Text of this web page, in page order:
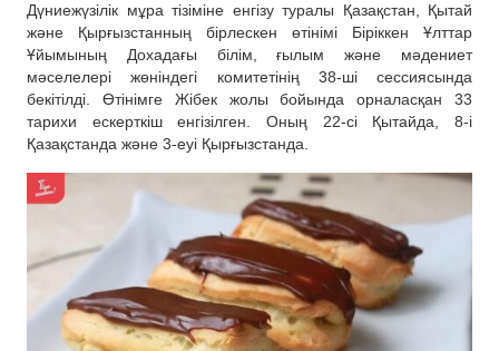
Дүниежүзілік мұра тізіміне енгізу туралы Қазақстан, Қытай
және Қырғызстанның бірлескен өтінімі Біріккен Ұлттар
Ұйымының Дохадағы білім, ғылым және мәдениет
мәселелері жөніндегі комитетінің 38-ші сессиясында
бекітілді. Өтінімге Жібек жолы бойында орналасқан 33
тарихи ескерткіш енгізілген. Оның 22-сі Қытайда, 8-і
Қазақстанда және 3-еуі Қырғызстанда.